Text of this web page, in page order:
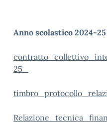
Anno scolastico 2024-25
25_